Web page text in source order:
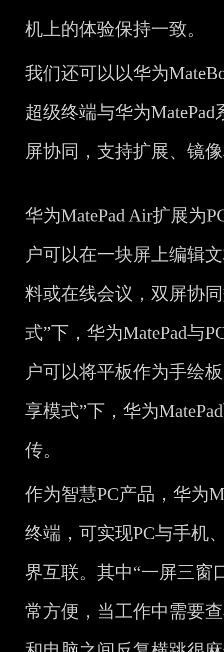
机上的体验保持一致。
我们还可以以华为
超级终端与华为
屏协同，支持扩展、镜
华为MatePad Air扩展为
户可以在一块屏上编辑
料或在线会议，双屏协
式”下，华为MatePad与
户可以将平板作为手绘
享模式”下，华为
传。
作为智慧PC产品，华为
终端，可实现PC与手机
界互联。其中“一屏三窗
常方便，当工作中需要